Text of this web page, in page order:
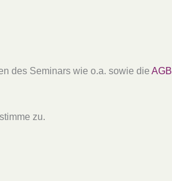
des Seminars wie o.a. sowie die AGB
zu.